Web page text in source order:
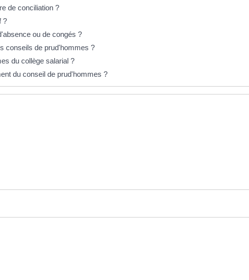
de conciliation ?
?
ou de congés ?
conseils de prud'hommes ?
du collège salarial ?
du conseil de prud'hommes ?